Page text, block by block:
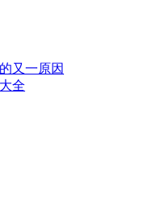
又一原因
全